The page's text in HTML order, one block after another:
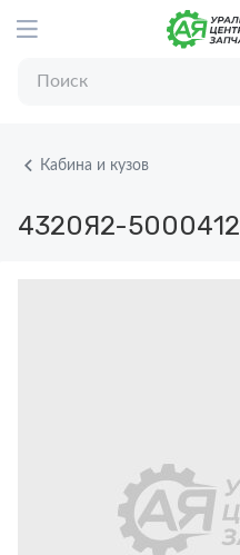
Кабина и кузов
4320Я2-5000412